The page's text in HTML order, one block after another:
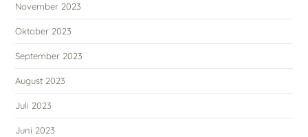
November 2023
Oktober 2023
September 2023
August 2023
Juli 2023
Juni 2023